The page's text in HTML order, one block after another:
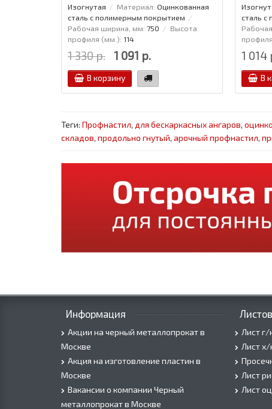
Изогнутая
Материал: Оцинкованная
сталь с полимерным покрытием
Рабочая ширина, мм: 750
Высота
профиля (мм.): 114
1 330 р. 1 091 р.
В корзину
сталь
1 014
В
Теги: Профнастил, для бескаркасных ангаров,
складов, продольно гнутый, арочный профнастил,
Информация
Акции на черный металлопрокат в
Москве
Акция на изготовление пластин в
Москве
Вакансии о компании Черный
металлопрокат в Москве
Лист г/
Лист х/
Лист
Лист